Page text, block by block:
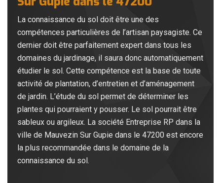
La connaissance du sol doit être une des
compétences particulières de l’artisan paysagiste. Ce
dernier doit être parfaitement expert dans tous les
domaines du jardinage, il saura donc automatiquement
étudier le sol. Cette compétence est la base de toute
activité de plantation, d’entretien et d’aménagement
de jardin. L’étude du sol permet de déterminer les
plantes qui pourraient y pousser. Le sol pourrait être
sableux ou argileux. La société Entreprise RP dans la
ville de Mauvezin Sur Gupie dans le 47200 est encore
la plus recommandée dans le domaine de la
connaissance du sol.